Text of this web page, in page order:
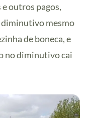
outros pagos,
diminutivo mesmo
de boneca, e
no diminutivo cai